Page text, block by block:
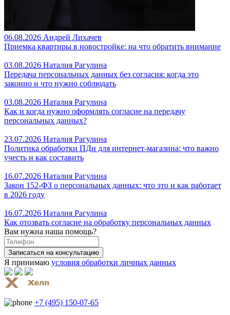
06.08.2026 Андрей Лихачев
Приемка квартиры в новостройке: на что обратить внимание
03.08.2026 Наталия Рагулина
Передача персональных данных без согласия: когда это
законно и что нужно соблюдать
03.08.2026 Наталия Рагулина
Как и когда нужно оформлять согласие на передачу
персональных данных?
23.07.2026 Наталия Рагулина
Политика обработки ПДн для интернет-магазина: что важно
учесть и как составить
16.07.2026 Наталия Рагулина
Закон 152-ФЗ о персональных данных: что это и как работает
в 2026 году
16.07.2026 Наталия Рагулина
Как отозвать согласие на обработку персональных данных
Вам нужна наша помощь?
Я принимаю условия обработки личных данных
+7 (495) 150-07-65